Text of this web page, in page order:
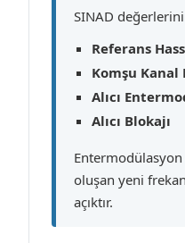
SINAD
Referans
Komşu Kanal
Alıcı
Alıcı Blokajı
oluşan yeni
açıktır.